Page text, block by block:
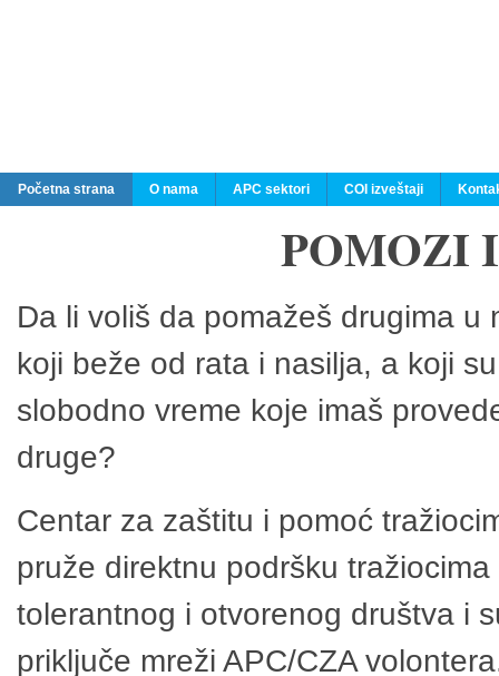
Početna strana O nama APC sektori COI izveštaji
POMOZI
Da li voliš da pomažeš drugima
koji beže od rata i nasilja, a koji
slobodno vreme koje imaš
druge?
Centar za zaštitu i pomoć
pruže direktnu podršku
tolerantnog i otvorenog društva i
priključe mreži APC/CZA